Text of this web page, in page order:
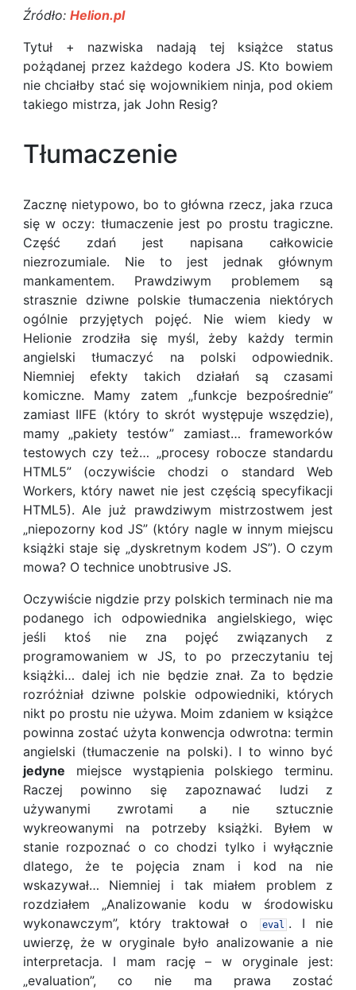
Źródło: Helion.pl
Tytuł + nazwiska nadają tej książce status
pożądanej przez każdego kodera JS. Kto bowiem
nie chciałby stać się wojownikiem ninja, pod okiem
takiego mistrza, jak John Resig?
Tłumaczenie
Zacznę nietypowo, bo to główna rzecz, jaka rzuca
się w oczy: tłumaczenie jest po prostu tragiczne.
Część zdań jest napisana całkowicie
niezrozumiale. Nie to jest jednak głównym
mankamentem. Prawdziwym problemem są
strasznie dziwne polskie tłumaczenia niektórych
ogólnie przyjętych pojęć. Nie wiem kiedy w
Helionie zrodziła się myśl, żeby każdy termin
angielski tłumaczyć na polski odpowiednik.
Niemniej efekty takich działań są czasami
komiczne. Mamy zatem „funkcje bezpośrednie”
zamiast IIFE (który to skrót występuje wszędzie),
mamy „pakiety testów” zamiast… frameworków
testowych czy też… „procesy robocze standardu
HTML5” (oczywiście chodzi o standard Web
Workers, który nawet nie jest częścią specyfikacji
HTML5). Ale już prawdziwym mistrzostwem jest
„niepozorny kod JS” (który nagle w innym miejscu
książki staje się „dyskretnym kodem JS”). O czym
mowa? O technice unobtrusive JS.
Oczywiście nigdzie przy polskich terminach nie ma
podanego ich odpowiednika angielskiego, więc
jeśli ktoś nie zna pojęć związanych z
programowaniem w JS, to po przeczytaniu tej
książki… dalej ich nie będzie znał. Za to będzie
rozróżniał dziwne polskie odpowiedniki, których
nikt po prostu nie używa. Moim zdaniem w książce
powinna zostać użyta konwencja odwrotna: termin
angielski (tłumaczenie na polski). I to winno być
jedyne miejsce wystąpienia polskiego terminu.
Raczej powinno się zapoznawać ludzi z
używanymi zwrotami a nie sztucznie
wykreowanymi na potrzeby książki. Byłem w
stanie rozpoznać o co chodzi tylko i wyłącznie
dlatego, że te pojęcia znam i kod na nie
wskazywał… Niemniej i tak miałem problem z
rozdziałem „Analizowanie kodu w środowisku
wykonawczym”, który traktował o
eval . I nie
uwierzę, że w oryginale było analizowanie a nie
interpretacja. I mam rację – w oryginale jest:
„evaluation”, co nie ma prawa zostać